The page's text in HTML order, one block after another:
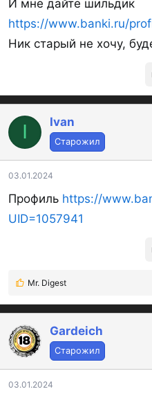
И мне дайте шильдик
https://www.banki.ru/
Ник старый не хочу,
I Ivan
Старожил
03.01.2024
Профиль https://
UID=1057941
Р
а
к
ц
и
и
:
Mr. Digest
Gardeich
Старожил
03.01.2024